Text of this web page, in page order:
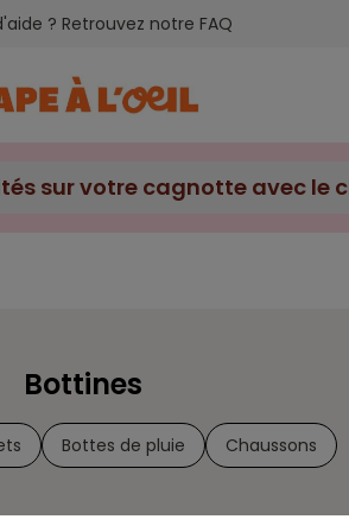
? Retrouvez notre FAQ
Bottines
Bottes de pluie Chaussons